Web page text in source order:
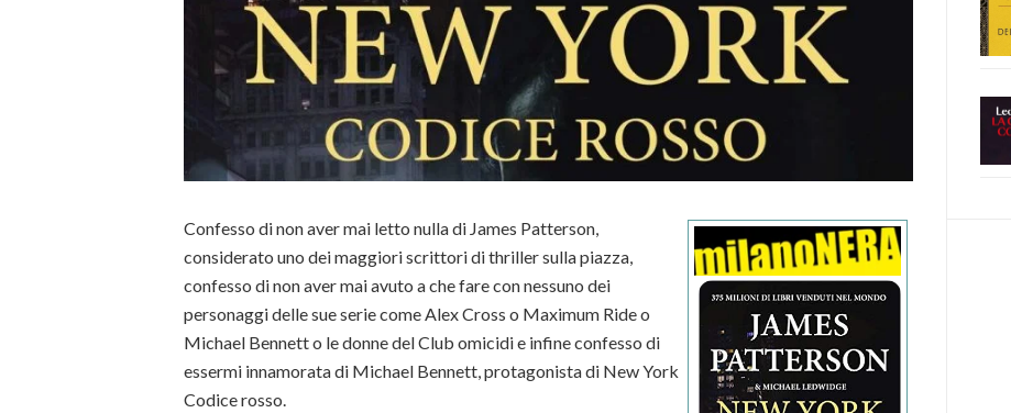
Confesso di non aver mai letto nulla di James Patterson,
considerato uno dei maggiori scrittori di thriller sulla piazza,
confesso di non aver mai avuto a che fare con nessuno dei
personaggi delle sue serie come Alex Cross o Maximum Ride o
Michael Bennett o le donne del Club omicidi e infine confesso di
essermi innamorata di Michael Bennett, protagonista di New York
Codice rosso.